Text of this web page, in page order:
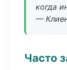
когда
—
Часто